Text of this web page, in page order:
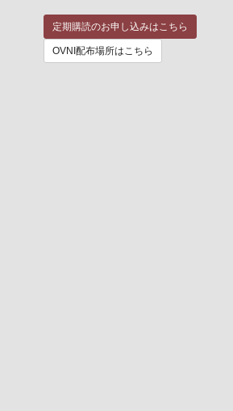
定期購読のお申し込みはこちら
OVNI配布場所はこちら